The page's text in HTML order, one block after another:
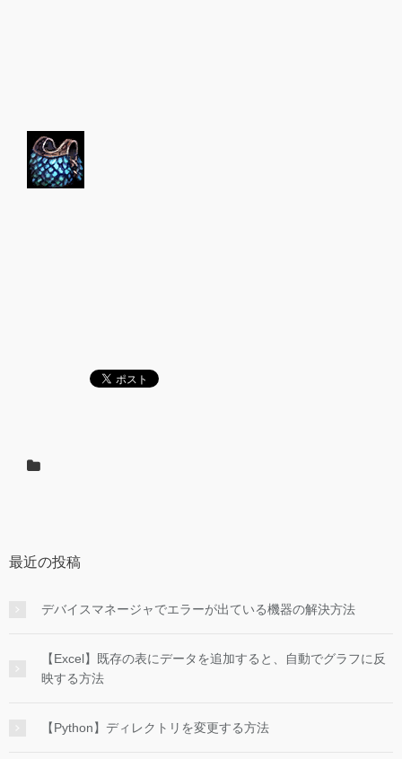
最近の投稿
デバイスマネージャでエラーが出ている機器の解決方法
【Excel】既存の表にデータを追加すると、自動でグラフに反
映する方法
【Python】ディレクトリを変更する方法